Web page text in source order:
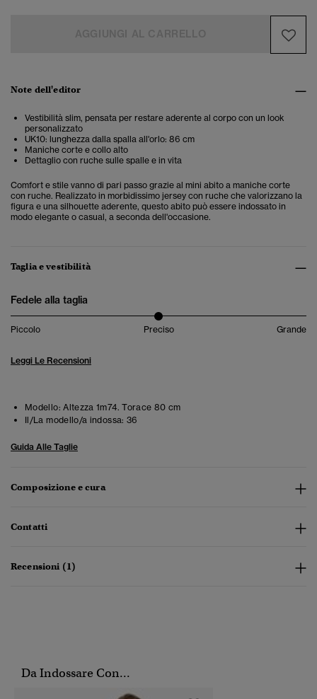
Note dell'editor
Vestibilità slim, pensata per restare aderente al corpo con un look
personalizzato
UK10: lunghezza dalla spalla all'orlo: 86 cm
Maniche corte e collo alto
Dettaglio con ruche sulle spalle e in vita
Comfort e stile vanno di pari passo grazie al mini abito a maniche corte
con ruche. Realizzato in morbidissimo jersey con ruche che valorizzano la
figura e una silhouette aderente, questo abito può essere indossato in
modo elegante o casual, a seconda dell'occasione.
Taglia e vestibilità
Fedele alla taglia
Piccolo Preciso Grande
Leggi Le Recensioni
Modello: Altezza 1m74. Torace 80 cm
Il/La modello/a indossa: 36
Guida Alle Taglie
Composizione e cura
Contatti
Recensioni (1)
Da Indossare Con...